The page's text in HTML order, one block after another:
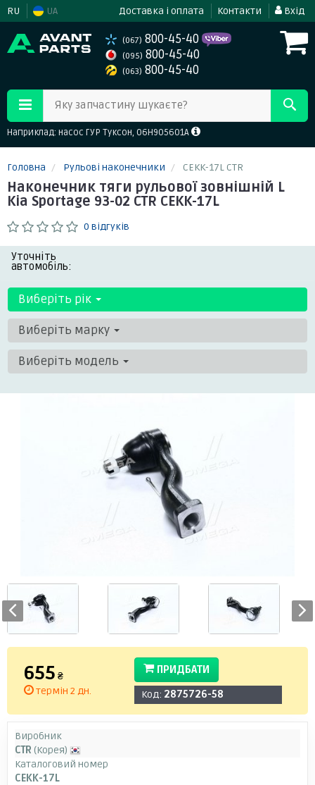
RU UA Доставка і оплата Контакти Вхід
(067) 800-45-40
(095) 800-45-40
(063) 800-45-40
Яку запчастину шукаєте?
Наприклад: насос ГУР Туксон, 06H905601A
Головна Рульові наконечники CEKK-17L CTR
Наконечник тяги рульової зовнішній L
Kia Sportage 93-02 CTR CEKK-17L
0 відгуків
Уточніть
автомобіль:
Виберіть рік
Виберіть марку
Виберіть модель
655 ₴
термін 2 дн.
ПРИДБАТИ
Код: 2875726-58
Виробник
CTR (Корея)
Каталоговий номер
CEKK-17L